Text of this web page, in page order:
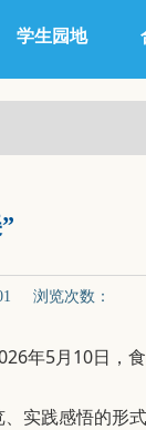
学生园地
浏览次数：
年5月10日，
实践感悟的形